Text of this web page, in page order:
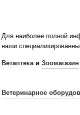
Для наиболее полной
наши
Ветаптекаи Зоомагазин
Ветеринарное